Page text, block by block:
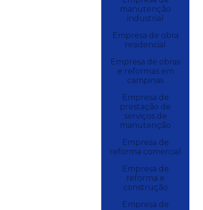
manutenção
industrial
Empresa de obra
residencial
Empresa de obras
e reformas em
campinas
Empresa de
prestação de
serviços de
manutenção
Empresa de
reforma comercial
Empresa de
reforma e
construção
Empresa de